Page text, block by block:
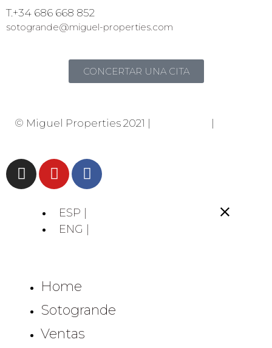
T.+34 686 668 852
sotogrande@miguel-properties.com
CONCERTAR UNA CITA
© Miguel Properties 2021 |
ESP |
ENG |
Home
Sotogrande
Ventas